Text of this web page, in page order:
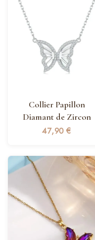
Collier Papillon
Diamant de Zircon
47,90€